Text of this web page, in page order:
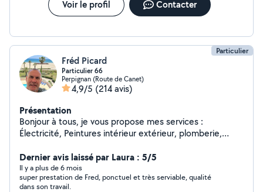
renseignement ! Disponible sur Perpignan et 50 km aux
alentours À bientôt Mickaël
Voir le profil Contacter
Particulier
Fréd Picard
Particulier 66
Perpignan (Route de Canet)
4,9/5 (214 avis)
Présentation
Bonjour à tous, je vous propose mes services :
Électricité, Peintures intérieur extérieur, plomberie,
débroussaillage, entretien des Piscines, ( Je dispose du
Matériels) si ils y'a le moindre problème je reviendrai.
Fréd
Dernier avis laissé par Laura : 5/5
Il y a plus de 6 mois
super prestation de Fred, ponctuel et très serviable, qualité
dans son travail.